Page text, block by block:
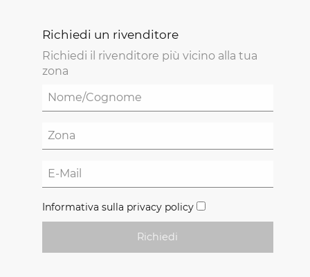
Richiedi un rivenditore
Richiedi il rivenditore più vicino alla tua
zona
Informativa sulla privacy policy
Richiedi